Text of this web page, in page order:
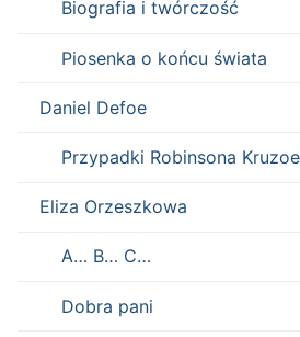
Biografia i twórczość
Piosenka o końcu świata
Daniel Defoe
Przypadki Robinsona
Eliza Orzeszkowa
A… B… C…
Dobra pani